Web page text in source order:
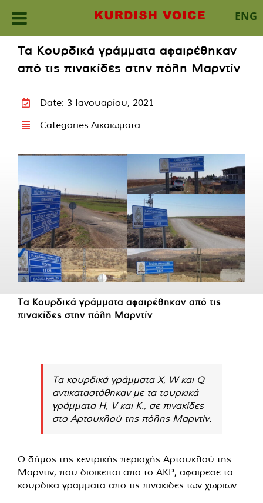
ENG
content
Τα Κουρδικά γράμματα αφαιρέθηκαν
από τις πινακίδες στην πόλη Μαρντίν
Date: 3 Ιανουαρίου, 2021
Categories:Δικαιώματα
Τα Κουρδικά γράμματα αφαιρέθηκαν από τις
πινακίδες στην πόλη Μαρντίν
Τα κουρδικά γράμματα X, W και Q
αντικαταστάθηκαν με τα τουρκικά
γράμματα H, V και K., σε πινακίδες
στο Αρτουκλού της πόλης Μαρντίν.
Ο δήμος της κεντρικής περιοχής Αρτουκλού της
Μαρντίν, που διοικείται από το AKP, αφαίρεσε τα
κουρδικά γράμματα από τις πινακίδες των χωριών.